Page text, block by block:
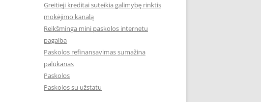
Greitieji kreditai suteikia galimybę rinktis
mokėjimo kanalą
Reikšminga mini paskolos internetu
pagalba
Paskolos refinansavimas sumažina
palūkanas
Paskolos
Paskolos su užstatu